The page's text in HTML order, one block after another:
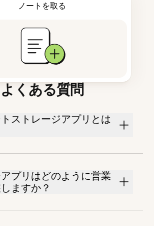
ノートを取る
よくある質問
トストレージアプリとは
プリはどのように営業
ますか？